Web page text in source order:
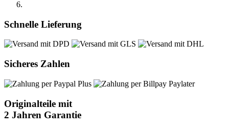
Schnelle Lieferung
Sicheres Zahlen
Originalteile mit
2 Jahren Garantie